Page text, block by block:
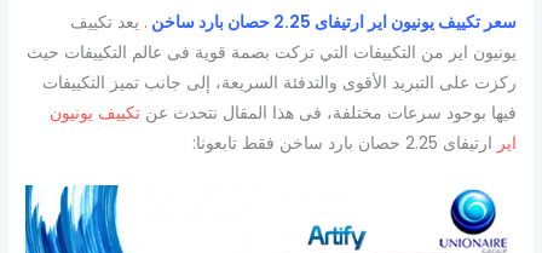
سعر تكييف يونيون اير ارتيفاى 2.25 حصان بارد ساخن
. يعد تكييف
يونيون اير من التكييفات التي تركت بصمة قوية فى عالم التكييفات حيث
ركزت على التبريد الأقوى والتدفئة السريعة، إلى جانب تميز التكييفات
فيها بوجود سرعات مختلفة، فى هذا المقال نتحدث عن تكييف يونيون
اير ارتيفاى 2.25 حصان بارد ساخن فقط تابعونا: